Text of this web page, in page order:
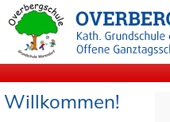
Willkommen!